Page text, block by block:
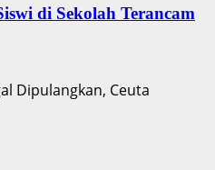
di Sekolah Terancam